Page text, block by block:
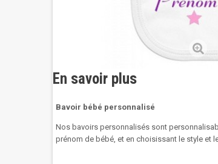
En savoir plus
Bavoir bébé personnalisé
Nos bavoirs personnalisés sont
prénom de bébé, et en choisissant le style et